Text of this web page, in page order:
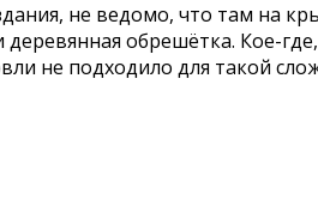
не ведомо, что там на
обрешётка. Кое-
не подходило для такой